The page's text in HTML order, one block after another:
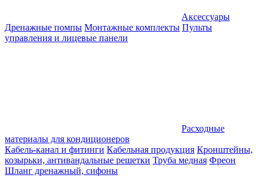
Аксессуары
Дренажные помпы Монтажные комплекты Пульты
управления и лицевые панели
Расходные
материалы для кондиционеров
Кабель-канал и фитинги Кабельная продукция Кронштейны,
козырьки, антивандальные решетки Труба медная Фреон
Шланг дренажный, сифоны